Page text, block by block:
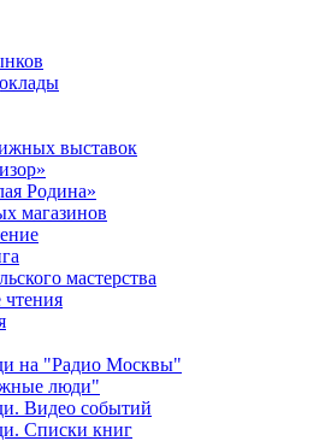
выставок
Родина»
магазинов
мастерства
на "Радио Москвы"
люди"
Видео событий
Списки книг